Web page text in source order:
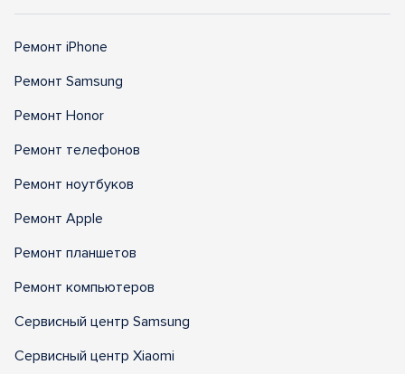
Ремонт iPhone
Ремонт Samsung
Ремонт Honor
Ремонт телефонов
Ремонт ноутбуков
Ремонт Apple
Ремонт планшетов
Ремонт компьютеров
Сервисный центр Samsung
Сервисный центр Xiaomi